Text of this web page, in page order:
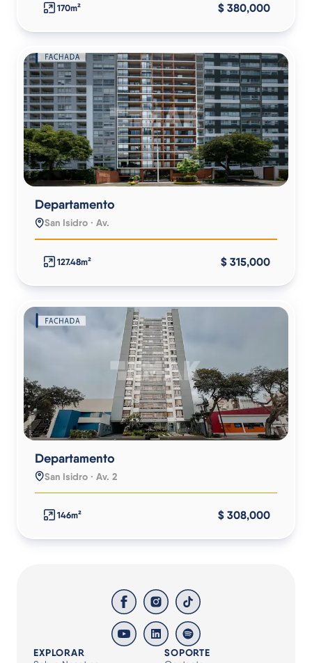
170m² $ 380,000
Departamento
San Isidro · Av.
127.48m² $ 315,000
Departamento
San Isidro · Av. 2
146m² $ 308,000
EXPLORAR SOPORTE